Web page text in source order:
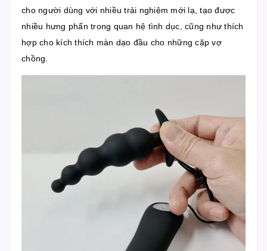
cho người dùng với nhiều trải nghiệm mới lạ, tạo được
nhiều hưng phấn trong quan hệ tình dục, cũng như thích
hợp cho kích thích màn dạo đầu cho những cặp vợ
chồng.